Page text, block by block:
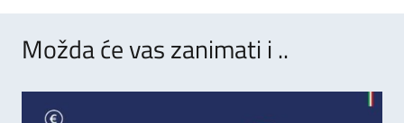
Možda će vas zanimati i ..